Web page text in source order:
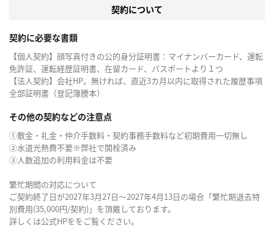
契約について
契約に必要な書類
【個人契約】顔写真付きの公的身分証明書：マイナンバーカード、運転
免許証、運転経歴証明書、在留カード、パスポートより１つ
【法人契約】会社HP。無ければ、直近3カ月以内に取得された履歴事項
全部証明書（登記簿謄本）
その他の契約などの注意点
①敷金・礼金・仲介手数料・契約事務手数料など初期費用一切無し
②水道光熱費不要※弊社で開栓済み
③人数追加の利用料金は不要
繁忙期間の対応について
ご契約終了日が2027年3月27日～2027年4月13日の場合「繁忙期退去特
別費用(35,000円/契約)」を頂戴しております。
詳しくは公式HPををご覧ください。